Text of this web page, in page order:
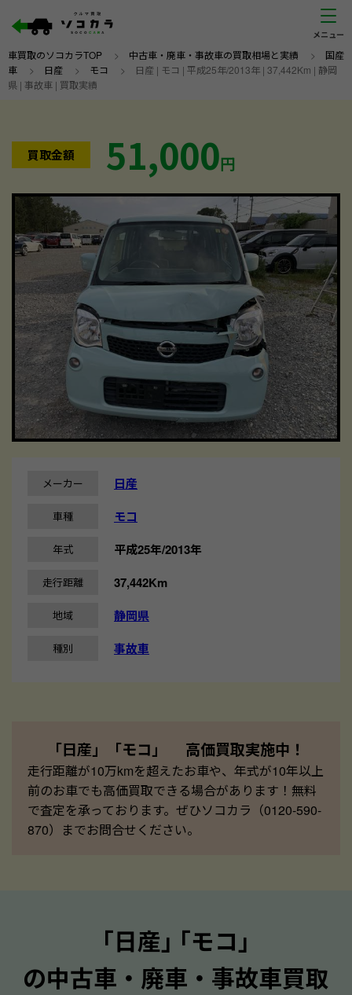
車買取のソコカラTOP > 中古車・廃車・事故車の買取相場と実績 > 国産
車 > 日産 > モコ >
日産 | モコ | 平成25年/2013年 | 37,442Km | 静岡
県 | 事故車 | 買取実績
買取金額 51,000円
メーカー 日産
車種 モコ
年式 平成25年/2013年
走行距離 37,442Km
地域 静岡県
種別 事故車
「日産」「モコ」 高価買取実施中！
走行距離が10万kmを超えたお車や、年式が10年以上
前のお車でも高価買取できる場合があります！無料
で査定を承っております。ぜひソコカラ（0120-590-
870）までお問合せください。
｢日産｣ ｢モコ｣
の中古車・廃車・事故車買取